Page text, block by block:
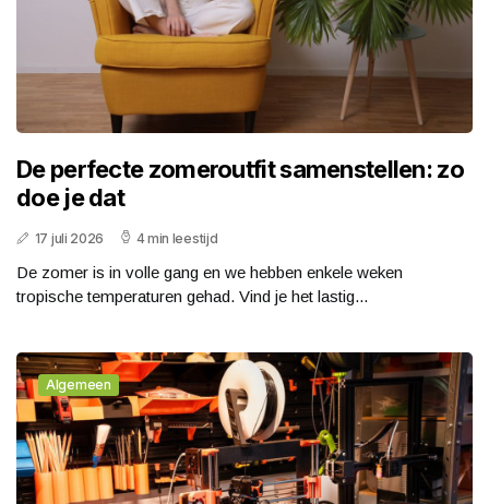
De perfecte zomeroutfit samenstellen: zo
doe je dat
17 juli 2026 4 min leestijd
De zomer is in volle gang en we hebben enkele weken
tropische temperaturen gehad. Vind je het lastig...
Algemeen